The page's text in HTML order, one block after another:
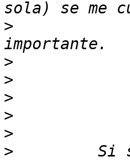
>
>
>
>
>
>
>
Si